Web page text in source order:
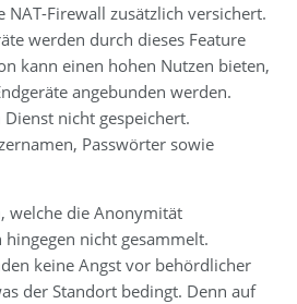
Firewall zusätzlich versichert.
werden durch dieses Feature
kann einen hohen Nutzen bieten,
angebunden werden.
nicht gespeichert.
Passwörter sowie
welche die Anonymität
nicht gesammelt.
keine Angst vor behördlicher
der Standort bedingt. Denn auf